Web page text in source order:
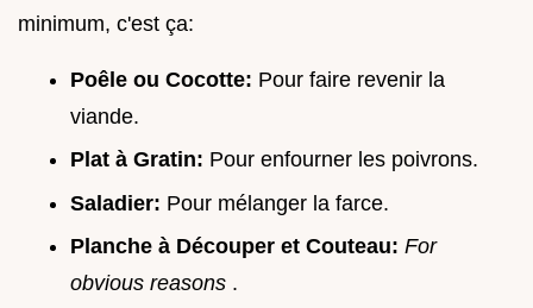
minimum, c'est ça:
Poêle ou Cocotte: Pour faire revenir la
viande.
Plat à Gratin: Pour enfourner les poivrons.
Saladier: Pour mélanger la farce.
Planche à Découper et Couteau: For
obvious reasons .